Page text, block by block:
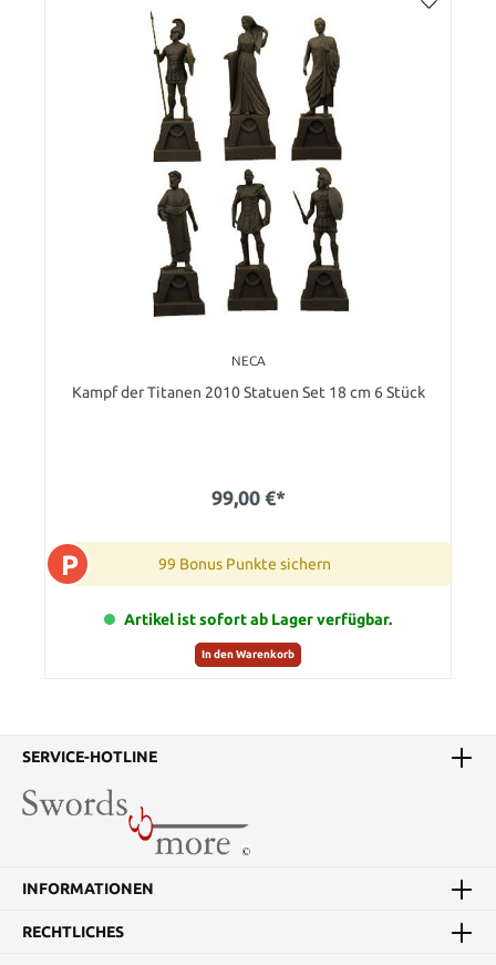
NECA
Kampf der Titanen 2010 Statuen Set 18 cm 6 Stück
99,00 €*
P 99 Bonus Punkte sichern
Artikel ist sofort ab Lager verfügbar.
In den Warenkorb
SERVICE-HOTLINE
INFORMATIONEN
RECHTLICHES